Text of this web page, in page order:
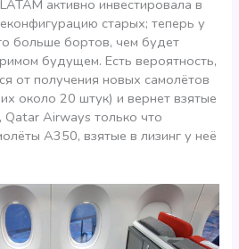
активно инвестировала в
старых; теперь у
больше бортов, чем будет
будущем. Есть вероятность,
от получения новых самолётов
около 20 штук) и вернет взятые
Qatar Airways только что
А350, взятые в лизинг у неё